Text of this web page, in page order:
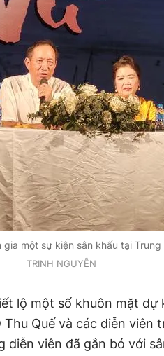
một sự kiện sân khấu tại Trung
TRINH NGUYỄN
lộ một số khuôn mặt dự
Thu Quế và các diễn viên
diễn viên đã gắn bó với